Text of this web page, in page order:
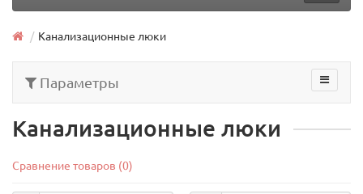
Канализационные люки
Параметры
Канализационные люки
Сравнение товаров (0)